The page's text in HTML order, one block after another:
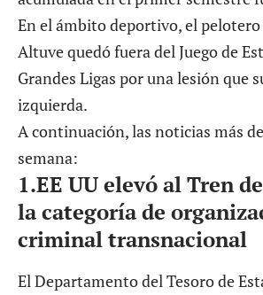
En el ámbito deportivo, el pelotero
Altuve quedó fuera del Juego de
Grandes Ligas por una lesión que
izquierda.
A continuación, las noticias más
semana:
1.EE UU elevó al Tren
la categoría de
criminal transnacional
El Departamento del Tesoro de